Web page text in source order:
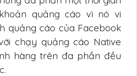
quảng cáo vì nó vi
quảng cáo của Facebook
chạy quảng cáo Native
hàng trên đa phần đều